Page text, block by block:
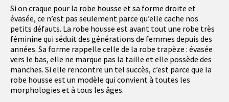
Si on craque pour la robe housse et sa forme droite et
évasée, ce n’est pas seulement parce qu’elle cache nos
petits défauts. La robe housse est avant tout une robe très
féminine qui séduit des générations de femmes depuis des
années. Sa forme rappelle celle de la robe trapèze : évasée
vers le bas, elle ne marque pas la taille et elle possède des
manches. Si elle rencontre un tel succès, c’est parce que la
robe housse est un modèle qui convient à toutes les
morphologies et à tous les âges.